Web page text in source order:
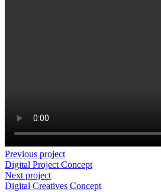
Previous project
Digital ProjectConcept
Next project
Digital Creatives Concept